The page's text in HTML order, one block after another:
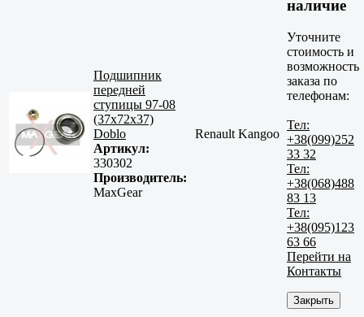
Подшипник
передней
ступицы 97-08
(37x72x37)
Doblo
Артикул:
330302
Производитель:
MaxGear
Renault Kangoo
наличие
Уточните
стоимость и
возможность
заказа по
телефонам:
Тел:
+38(099)252
33 32
Тел:
+38(068)488
83 13
Тел:
+38(095)123
63 66
Перейти на
Контакты
Закрыть